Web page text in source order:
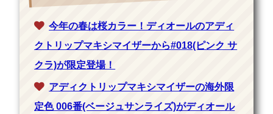
今年の春は桜カラー！ディオールのアディ
クトリップマキシマイザーから#018(ピンク サ
クラ)が限定登場！
アディクトリップマキシマイザーの海外限
定色 006番(ベージュサンライズ)がディオール